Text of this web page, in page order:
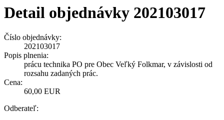
Detail objednávky 202103017
Číslo objednávky:
202103017
Popis plnenia:
prácu technika PO pre Obec Veľký Folkmar, v závislosti od
rozsahu zadaných prác.
Cena:
60,00 EUR
Odberateľ: